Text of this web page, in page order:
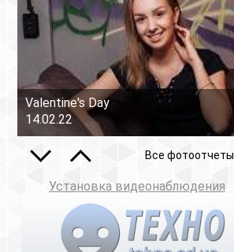
Valentine's Day
14.02.22
Все фотоотчеты
Установка видеонаблюдения